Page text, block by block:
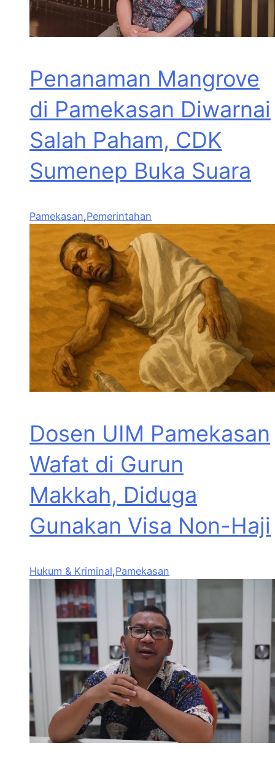
Penanaman Mangrove
di Pamekasan Diwarnai
Salah Paham, CDK
Sumenep Buka Suara
Pamekasan,Pemerintahan
Dosen UIM Pamekasan
Wafat di Gurun
Makkah, Diduga
Gunakan Visa Non-Haji
Hukum & Kriminal,Pamekasan